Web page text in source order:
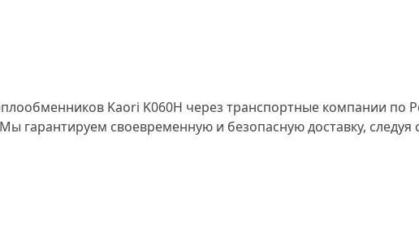
Kaori K060H через транспортные компании по
гарантируем своевременную и безопасную доставку,